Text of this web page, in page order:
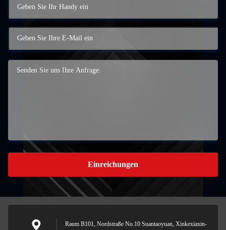
Einreichungen
Raum B101, Nordstraße No.10 Suantaoyuan, Xinkexiaxin-